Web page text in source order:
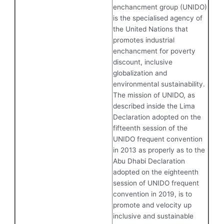
enchancment group (UNIDO)
is the specialised agency of
the United Nations that
promotes industrial
enchancment for poverty
discount, inclusive
globalization and
environmental sustainability.
The mission of UNIDO, as
described inside the Lima
Declaration adopted on the
fifteenth session of the
UNIDO frequent convention
in 2013 as properly as to the
Abu Dhabi Declaration
adopted on the eighteenth
session of UNIDO frequent
convention in 2019, is to
promote and velocity up
inclusive and sustainable